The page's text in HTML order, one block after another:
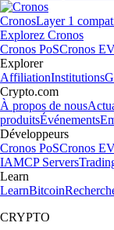
CronosLayer 1
Explorez Cronos
Cronos PoSCronos
Explorer
AffiliationInstitutions
Crypto.com
À propos de nous
produitsÉvénements
Développeurs
Cronos PoSCronos
IAMCP Servers
Learn
LearnBitcoin
CRYPTO